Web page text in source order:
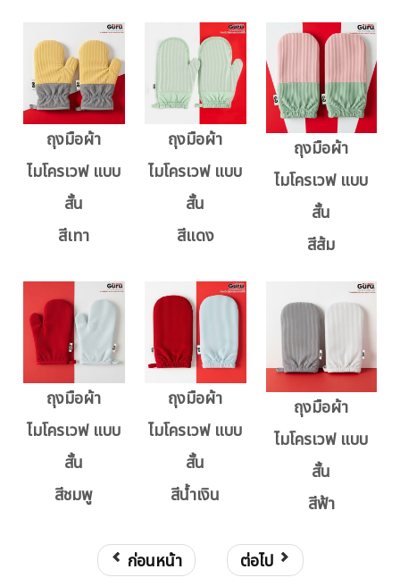
ถุงมือผ้า
ไมโครเวฟ แบบ
สั้น
สีเทา
ถุงมือผ้า
ไมโครเวฟ แบบ
สั้น
สีแดง
ถุงมือผ้า
ไมโครเวฟ แบบ
สั้น
สีส้ม
ถุงมือผ้า
ไมโครเวฟ แบบ
สั้น
สีชมพู
ถุงมือผ้า
ไมโครเวฟ แบบ
สั้น
สีน้ำเงิน
ถุงมือผ้า
ไมโครเวฟ แบบ
สั้น
สีฟ้า
ก่อนหน้า ต่อไป